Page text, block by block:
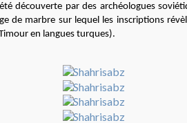
découverte par des archéologues
de marbre sur lequel les inscriptions
en langues turques).